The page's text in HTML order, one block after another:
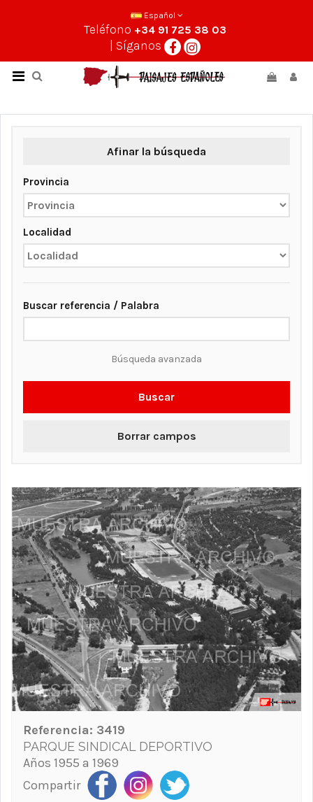
Español
Teléfono +34 91 725 38 03
| Síganos
Afinar la búsqueda
Provincia
Localidad
Buscar referencia / Palabra
Búsqueda avanzada
Buscar
Borrar campos
Referencia: 3419
PARQUE SINDICAL DEPORTIVO
Años 1955 a 1969
Compartir